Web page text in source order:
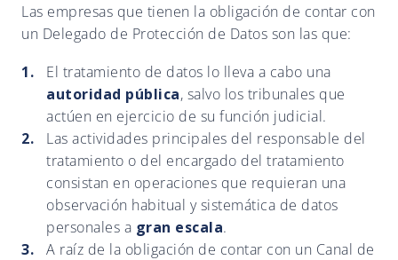
Las empresas que tienen la obligación de contar con
un Delegado de Protección de Datos son las que:
El tratamiento de datos lo lleva a cabo una
autoridad pública, salvo los tribunales que
actúen en ejercicio de su función judicial.
Las actividades principales del responsable del
tratamiento o del encargado del tratamiento
consistan en operaciones que requieran una
observación habitual y sistemática de datos
personales a gran escala.
A raíz de la obligación de contar con un Canal de